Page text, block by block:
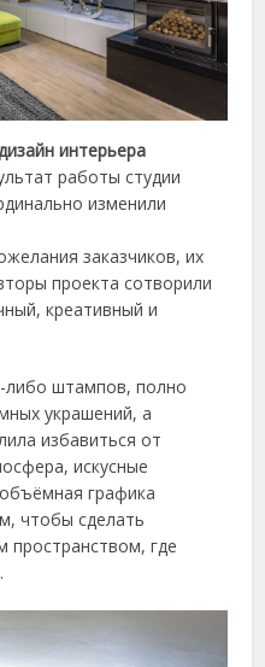
интерьера
работы студии
изменили
заказчиков, их
проекта сотворили
креативный и
либо штампов, полно
украшений, а
избавиться от
искусные
графика
чтобы сделать
где